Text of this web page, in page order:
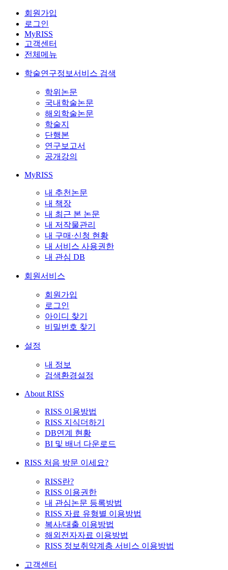
회원가입
로그인
MyRISS
고객센터
전체메뉴
학술연구정보서비스 검색
학위논문
국내학술논문
해외학술논문
학술지
단행본
연구보고서
공개강의
MyRISS
내 추천논문
내 책장
내 최근 본 논문
내 저작물관리
내 구매·신청 현황
내 서비스 사용권한
내 관심 DB
회원서비스
회원가입
로그인
아이디 찾기
비밀번호 찾기
설정
내 정보
검색환경설정
About RISS
RISS 이용방법
RISS 지식더하기
DB연계 현황
BI 및 배너 다운로드
RISS 처음 방문 이세요?
RISS란?
RISS 이용권한
내 관심논문 등록방법
RISS 자료 유형별 이용방법
복사/대출 이용방법
해외전자자료 이용방법
RISS 정보취약계층 서비스 이용방법
고객센터